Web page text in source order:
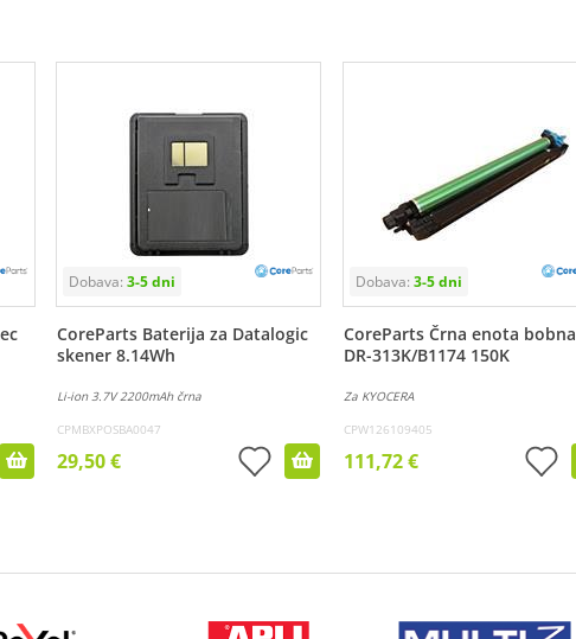
CoreParts Baterija za Datalogic
skener 8.14Wh
Li-ion 3.7V 2200mAh črna
CPMBXPOSBA0047
29,50 €
CoreParts Črna enota bobna
DR-313K/B1174 150K
Za KYOCERA
CPW126109405
111,72 €